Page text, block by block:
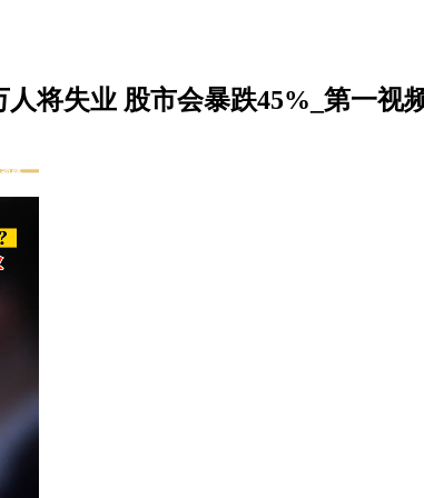
将失业 股市会暴跌45%_第一视